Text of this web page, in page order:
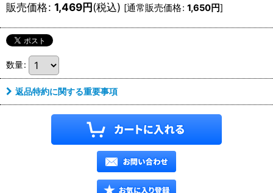
販売価格: 1,469円(税込) [通常販売価格: 1,650円]
数量:
返品特約に関する重要事項